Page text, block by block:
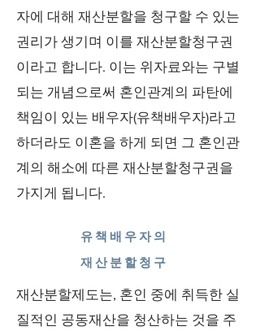
자에 대해 재산분할을 청구할 수 있는
권리가 생기며 이를 재산분할청구권
이라고 합니다. 이는 위자료와는 구별
되는 개념으로써 혼인관계의 파탄에
책임이 있는 배우자(유책배우자)라고
하더라도 이혼을 하게 되면 그 혼인관
계의 해소에 따른 재산분할청구권을
가지게 됩니다.
유책배우자의
재산분할청구
재산분할제도는, 혼인 중에 취득한 실
질적인 공동재산을 청산하는 것을 주